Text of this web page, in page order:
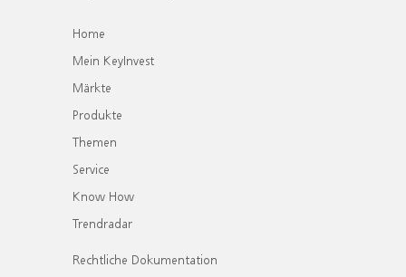
Home
Mein KeyInvest
Märkte
Produkte
Themen
Service
Know How
Trendradar
Rechtliche Dokumentation